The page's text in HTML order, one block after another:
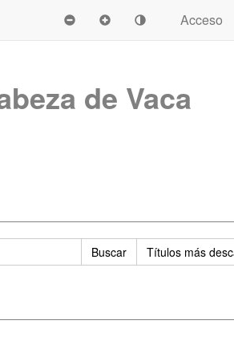
Acceso
de Vaca
Buscar Títulos más